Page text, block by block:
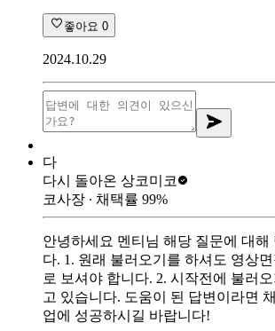
좋아요 0
2024.10.29
다
다시 돌아온 상코미코
코사장 ∙ 채택률 99%
안녕하세요 멘티님 해당 질문에 대해
다. 1. 원래 불러오기를 하셔도 영상
로 보셔야 합니다. 2. 시작전에 불러
고 있습니다. 도움이 된 답변이라면
업에 성공하시길 바랍니다!